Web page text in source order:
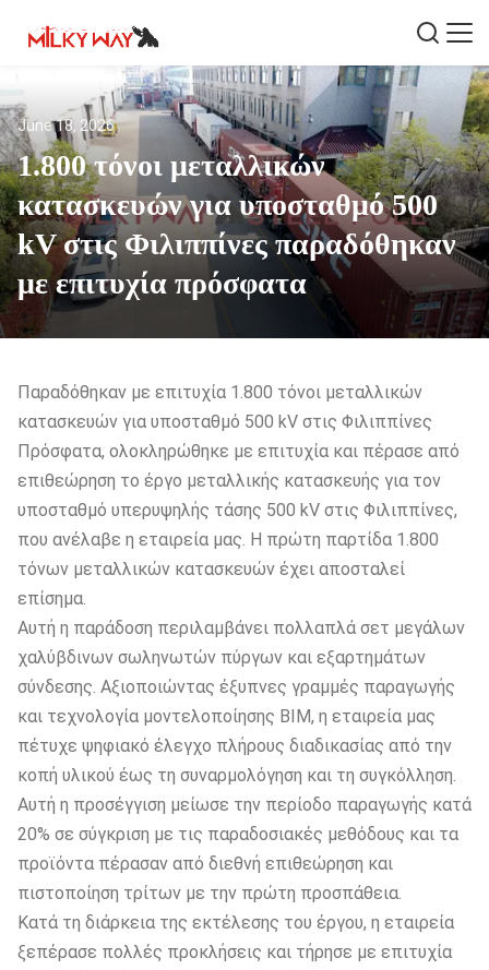
June 18, 2026
1.800 τόνοι μεταλλικών
κατασκευών για υποσταθμό 500
kV στις Φιλιππίνες παραδόθηκαν
με επιτυχία πρόσφατα
Παραδόθηκαν με επιτυχία 1.800 τόνοι μεταλλικών
κατασκευών για υποσταθμό 500 kV στις Φιλιππίνες
Πρόσφατα, ολοκληρώθηκε με επιτυχία και πέρασε από
επιθεώρηση το έργο μεταλλικής κατασκευής για τον
υποσταθμό υπερυψηλής τάσης 500 kV στις Φιλιππίνες,
που ανέλαβε η εταιρεία μας. Η πρώτη παρτίδα 1.800
τόνων μεταλλικών κατασκευών έχει αποσταλεί
επίσημα.
Αυτή η παράδοση περιλαμβάνει πολλαπλά σετ μεγάλων
χαλύβδινων σωληνωτών πύργων και εξαρτημάτων
σύνδεσης. Αξιοποιώντας έξυπνες γραμμές παραγωγής
και τεχνολογία μοντελοποίησης BIM, η εταιρεία μας
πέτυχε ψηφιακό έλεγχο πλήρους διαδικασίας από την
κοπή υλικού έως τη συναρμολόγηση και τη συγκόλληση.
Αυτή η προσέγγιση μείωσε την περίοδο παραγωγής κατά
20% σε σύγκριση με τις παραδοσιακές μεθόδους και τα
προϊόντα πέρασαν από διεθνή επιθεώρηση και
πιστοποίηση τρίτων με την πρώτη προσπάθεια.
Κατά τη διάρκεια της εκτέλεσης του έργου, η εταιρεία
ξεπέρασε πολλές προκλήσεις και τήρησε με επιτυχία